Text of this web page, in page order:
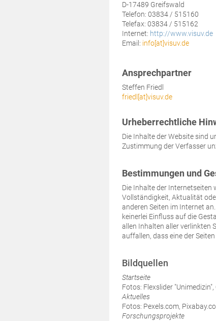
D-17489 Greifswald
Telefon: 03834 / 515160
Telefax: 03834 / 515162
Internet: http://www.visuv.de
Email: info[at]visuv.de
Ansprechpartner
Steffen Friedl
friedl[at]visuv.de
Urheberrechtliche
Die Inhalte der Website sind
Zustimmung der Verfasser
Bestimmungen und
Die Inhalte der
Vollständigkeit, Aktualität
anderen Seiten im Internet
keinerlei Einfluss auf die
allen Inhalten aller verlinkten
auffallen, dass eine der
Bildquellen
Startseite
Fotos: Flexslider
Aktuelles
Fotos: Pexels.com,
Forschungsprojekte